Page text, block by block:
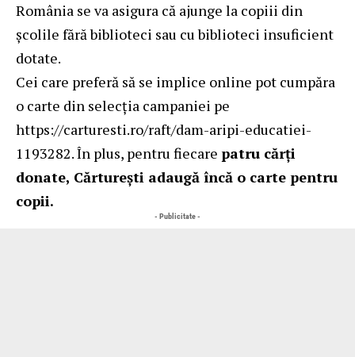
România se va asigura că ajunge la copiii din
școlile fără biblioteci sau cu biblioteci insuficient
dotate.
Cei care preferă să se implice online pot cumpăra
o carte din selecția campaniei pe
https://carturesti.ro/raft/dam-aripi-educatiei-
1193282. În plus, pentru fiecare patru cărți
donate, Cărturești adaugă încă o carte pentru
copii.
- Publicitate -